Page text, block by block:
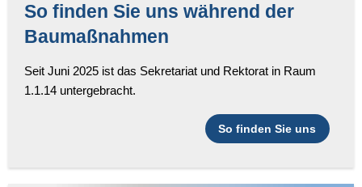
So finden Sie uns während der
Baumaßnahmen
Seit Juni 2025 ist das Sekretariat und Rektorat in Raum
1.1.14 untergebracht.
So finden Sie uns